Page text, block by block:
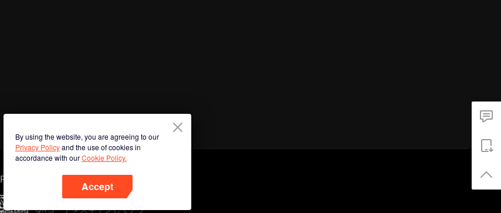
By using the website, you are agreeing to our
Privacy Policyand the use of cookies in
accordance with ourCookie Policy.
Accept
Phone
QRコードをスキャンしてアプ